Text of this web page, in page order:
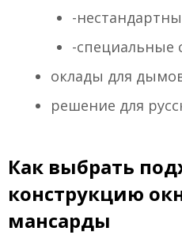
-
-специальные
оклады для
решение для
Как выбрать
конструкцию
мансарды